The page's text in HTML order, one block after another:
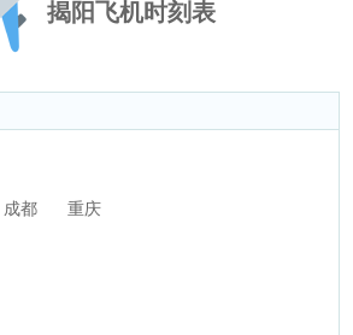
揭阳飞机时刻表
成都 重庆